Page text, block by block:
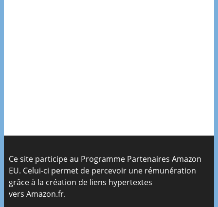
Ce site participe au Programme Partenaires Amazon
EU. Celui-ci permet de percevoir une rémunération
grâce à la création de liens hypertextes
vers Amazon.fr.